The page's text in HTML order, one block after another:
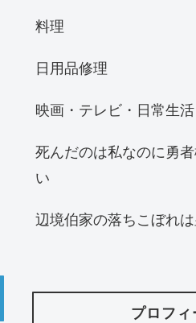
料理
日用品修理
映画・テレビ・日常生活
死んだのは私なのに勇
い
辺境伯家の落ちこぼれ
プロフィ